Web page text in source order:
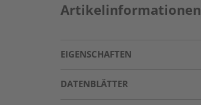
Artikelinformationen
EIGENSCHAFTEN
DATENBLÄTTER